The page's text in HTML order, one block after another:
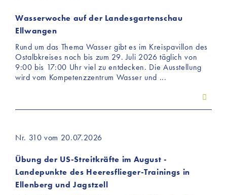
Wasserwoche auf der Landesgartenschau
Ellwangen
Rund um das Thema Wasser gibt es im Kreispavillon des
Ostalbkreises noch bis zum 29. Juli 2026 täglich von
9:00 bis 17:00 Uhr viel zu entdecken. Die Ausstellung
wird vom Kompetenzzentrum Wasser und ...
Nr. 310 vom 20.07.2026
Übung der US-Streitkräfte im August -
Landepunkte des Heeresflieger-Trainings in
Ellenberg und Jagstzell